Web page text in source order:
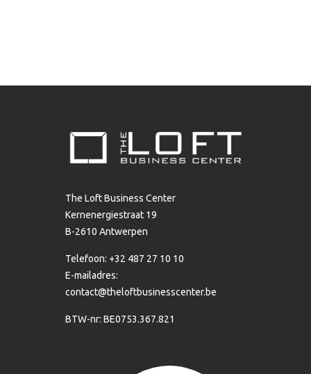
The Loft Business Center
Kernenergiestraat 19
B-2610 Antwerpen
Telefoon: +32 487 27 10 10
E-mailadres:
contact@theloftbusinesscenter.be
BTW-nr: BE0753.367.821